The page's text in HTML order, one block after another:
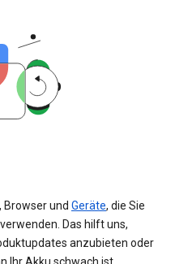
Browser und Geräte, die Sie
Das hilft uns,
anzubieten oder